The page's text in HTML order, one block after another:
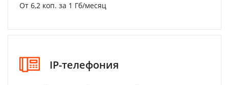
От 6,2 коп. за 1 Гб/месяц
IP-телефония